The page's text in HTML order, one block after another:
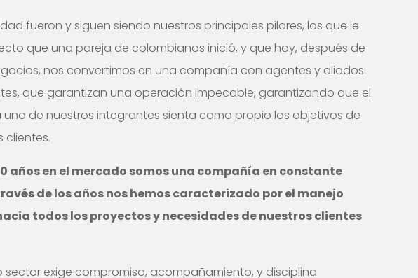
fueron y siguen siendo nuestros principales pilares, los que le
que una pareja de colombianos inició, y que hoy, después de
nos convertimos en una compañía con agentes y aliados
que garantizan una operación impecable, garantizando que el
de nuestros integrantes sienta como propio los objetivos de
clientes.
años en el mercado somos una compañía en constante
de los años nos hemos caracterizado por el manejo
todos los proyectos y necesidades de nuestros clientes
sector exige compromiso, acompañamiento, y disciplina